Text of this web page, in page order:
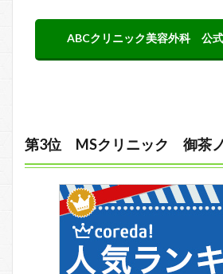
ABCクリニック美容外科 公
第3位 MSクリニック 御茶